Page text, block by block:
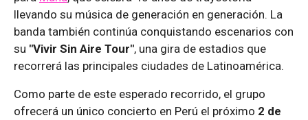
llevando su música de generación en generación. La
banda también continúa conquistando escenarios con
su "Vivir Sin Aire Tour", una gira de estadios que
recorrerá las principales ciudades de Latinoamérica.
Como parte de este esperado recorrido, el grupo
ofrecerá un único concierto en Perú el próximo 2 de